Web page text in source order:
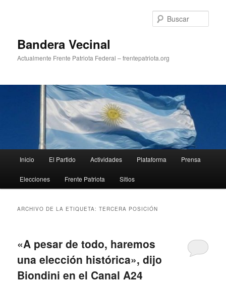
Bandera Vecinal
Actualmente Frente Patriota Federal – frentepatriota.org
principal
Inicio El Partido Actividades Plataforma Prensa
Elecciones Frente Patriota Sitios
ARCHIVO DE LA ETIQUETA:TERCERA POSICIÓN
«A pesar de todo, haremos
una elección histórica», dijo
Biondini en el Canal A24